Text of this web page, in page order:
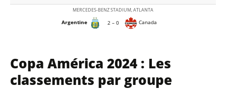
MERCEDES-BENZ STADIUM, ATLANTA
Argentine 2 – 0 Canada
Copa América 2024 : Les
classements par groupe